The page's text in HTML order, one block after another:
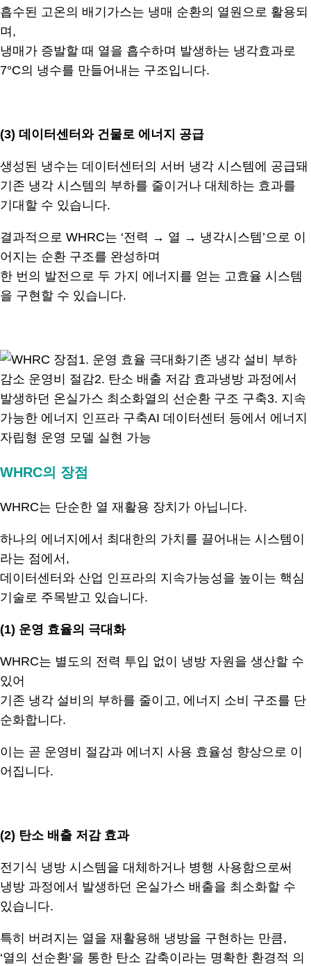
흡수된 고온의 배기가스는 냉매 순환의 열원으로 활용되
며,
냉매가 증발할 때 열을 흡수하며 발생하는 냉각효과로
7°C의 냉수를 만들어내는 구조입니다.
(3) 데이터센터와 건물로 에너지 공급
생성된 냉수는 데이터센터의 서버 냉각 시스템에 공급돼
기존 냉각 시스템의 부하를 줄이거나 대체하는 효과를
기대할 수 있습니다.
결과적으로 WHRC는 ‘전력 → 열 → 냉각시스템’으로 이
어지는 순환 구조를 완성하며
한 번의 발전으로 두 가지 에너지를 얻는 고효율 시스템
을 구현할 수 있습니다.
WHRC의 장점
WHRC는 단순한 열 재활용 장치가 아닙니다.
하나의 에너지에서 최대한의 가치를 끌어내는 시스템이
라는 점에서,
데이터센터와 산업 인프라의 지속가능성을 높이는 핵심
기술로 주목받고 있습니다.
(1) 운영 효율의 극대화
WHRC는 별도의 전력 투입 없이 냉방 자원을 생산할 수
있어
기존 냉각 설비의 부하를 줄이고, 에너지 소비 구조를 단
순화합니다.
이는 곧 운영비 절감과 에너지 사용 효율성 향상으로 이
어집니다.
(2) 탄소 배출 저감 효과
전기식 냉방 시스템을 대체하거나 병행 사용함으로써
냉방 과정에서 발생하던 온실가스 배출을 최소화할 수
있습니다.
특히 버려지는 열을 재활용해 냉방을 구현하는 만큼,
‘열의 선순환’을 통한 탄소 감축이라는 명확한 환경적 의